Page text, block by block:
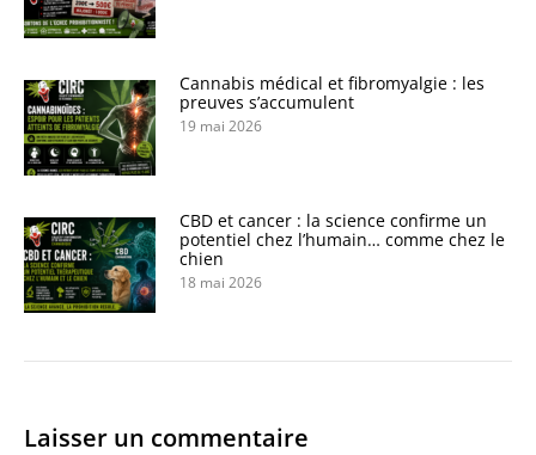
Cannabis médical et fibromyalgie : les
preuves s’accumulent
19 mai 2026
CBD et cancer : la science confirme un
potentiel chez l’humain… comme chez le
chien
18 mai 2026
Laisser un commentaire